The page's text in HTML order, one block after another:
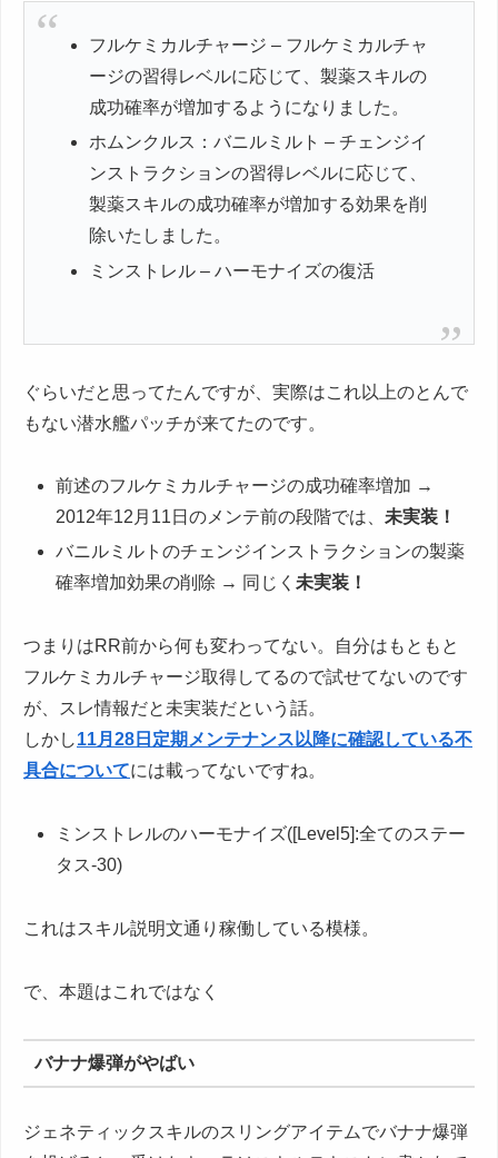
フルケミカルチャージ – フルケミカルチャ
ージの習得レベルに応じて、製薬スキルの
成功確率が増加するようになりました。
ホムンクルス：バニルミルト – チェンジイ
ンストラクションの習得レベルに応じて、
製薬スキルの成功確率が増加する効果を削
除いたしました。
ミンストレル – ハーモナイズの復活
ぐらいだと思ってたんですが、実際はこれ以上のとんで
もない潜水艦パッチが来てたのです。
前述のフルケミカルチャージの成功確率増加 →
2012年12月11日のメンテ前の段階では、未実装！
バニルミルトのチェンジインストラクションの製薬
確率増加効果の削除 → 同じく未実装！
つまりはRR前から何も変わってない。自分はもともと
フルケミカルチャージ取得してるので試せてないのです
が、スレ情報だと未実装だという話。
しかし11月28日定期メンテナンス以降に確認している不
具合についてには載ってないですね。
ミンストレルのハーモナイズ([Level5]:全てのステー
タス-30)
これはスキル説明文通り稼働している模様。
で、本題はこれではなく
バナナ爆弾がやばい
ジェネティックスキルのスリングアイテムでバナナ爆弾